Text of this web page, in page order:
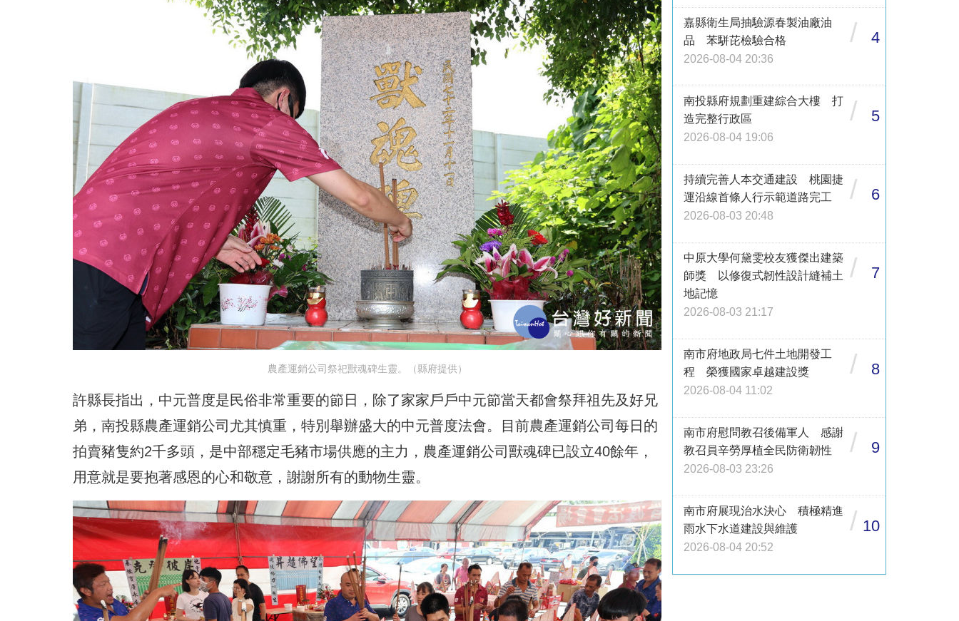
農產運銷公司祭祀獸魂碑生靈。（縣府提供）
許縣長指出，中元普度是民俗非常重要的節日，除了家家戶戶中元節當天都會祭拜祖先及好兄
弟，南投縣農產運銷公司尤其慎重，特別舉辦盛大的中元普度法會。目前農產運銷公司每日的
拍賣豬隻約2千多頭，是中部穩定毛豬市場供應的主力，農產運銷公司獸魂碑已設立40餘年，
用意就是要抱著感恩的心和敬意，謝謝所有的動物生靈。
嘉縣衛生局抽驗源春製油廠油
品 苯駢芘檢驗合格
2026-08-04 20:36
/ 4
南投縣府規劃重建綜合大樓 打
造完整行政區
2026-08-04 19:06
/ 5
持續完善人本交通建設 桃園捷
運沿線首條人行示範道路完工
2026-08-03 20:48
/ 6
中原大學何黛雯校友獲傑出建築
師獎 以修復式韌性設計縫補土
地記憶
2026-08-03 21:17
/ 7
南市府地政局七件土地開發工
程 榮獲國家卓越建設獎
2026-08-04 11:02
/ 8
南市府慰問教召後備軍人 感謝
教召員辛勞厚植全民防衛韌性
2026-08-03 23:26
/ 9
南市府展現治水決心 積極精進
雨水下水道建設與維護
2026-08-04 20:52
/ 10